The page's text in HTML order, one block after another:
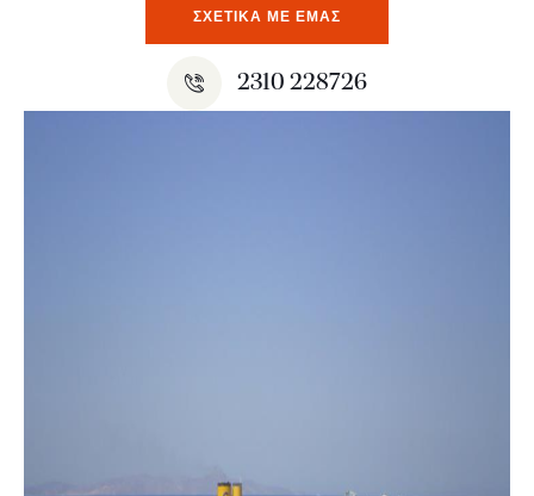
ΣΧΕΤΙΚΆ ΜΕ ΕΜΆΣ
2310 228726